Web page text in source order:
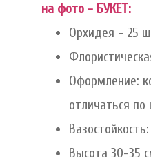
на фото - БУКЕТ:
Орхидея - 25
Оформление:
отличаться
Высота 30-35